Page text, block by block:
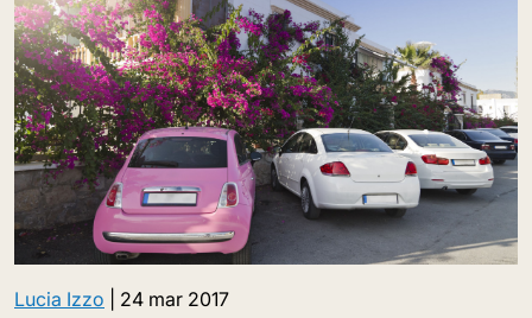
Lucia Izzo 24 mar 2017